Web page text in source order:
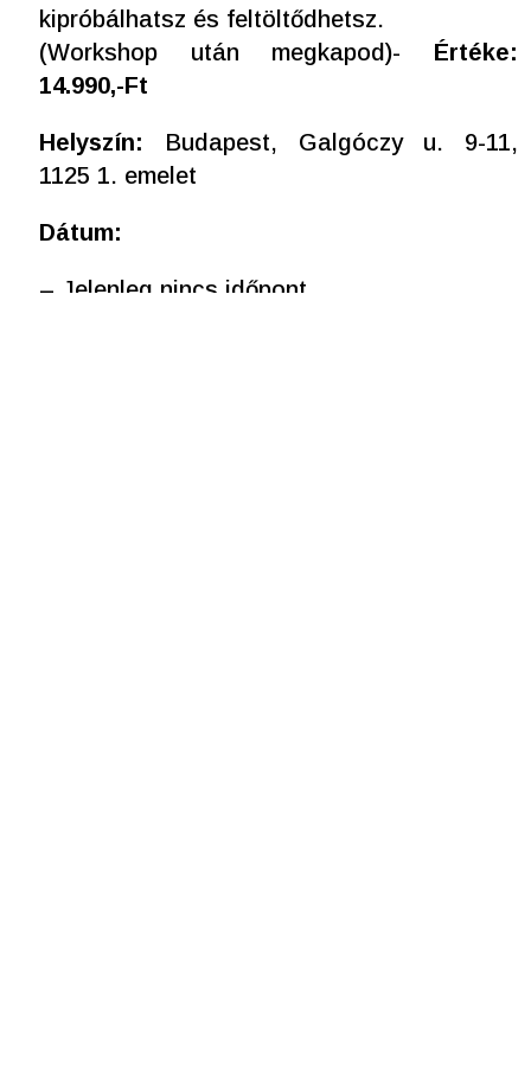
kipróbálhatsz és feltöltődhetsz.
(Workshop után megkapod)- Értéke:
14.990,-Ft
Helyszín:
Budapest, Galgóczy u. 9-11,
1125 1. emelet
Dátum:
– Jelenleg nincs időpont